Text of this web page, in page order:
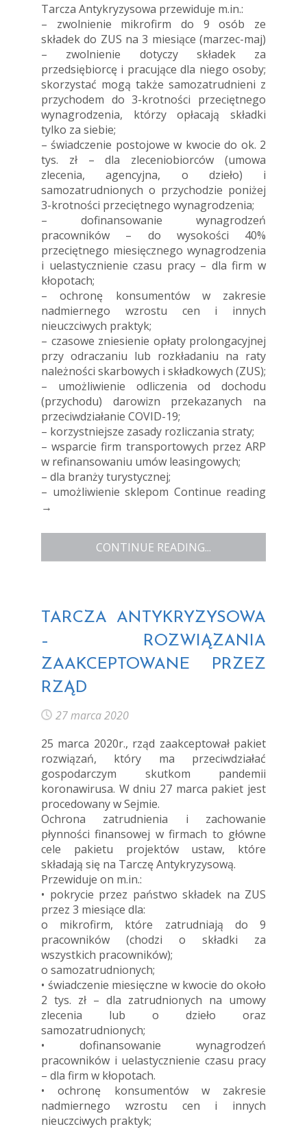
Tarcza Antykryzysowa przewiduje m.in.:
– zwolnienie mikrofirm do 9 osób ze
składek do ZUS na 3 miesiące (marzec-maj)
– zwolnienie dotyczy składek za
przedsiębiorcę i pracujące dla niego osoby;
skorzystać mogą także samozatrudnieni z
przychodem do 3-krotności przeciętnego
wynagrodzenia, którzy opłacają składki
tylko za siebie;
– świadczenie postojowe w kwocie do ok. 2
tys. zł – dla zleceniobiorców (umowa
zlecenia, agencyjna, o dzieło) i
samozatrudnionych o przychodzie poniżej
3-krotności przeciętnego wynagrodzenia;
– dofinansowanie wynagrodzeń
pracowników – do wysokości 40%
przeciętnego miesięcznego wynagrodzenia
i uelastycznienie czasu pracy – dla firm w
kłopotach;
– ochronę konsumentów w zakresie
nadmiernego wzrostu cen i innych
nieuczciwych praktyk;
– czasowe zniesienie opłaty prolongacyjnej
przy odraczaniu lub rozkładaniu na raty
należności skarbowych i składkowych (ZUS);
– umożliwienie odliczenia od dochodu
(przychodu) darowizn przekazanych na
przeciwdziałanie COVID-19;
– korzystniejsze zasady rozliczania straty;
– wsparcie firm transportowych przez ARP
w refinansowaniu umów leasingowych;
– dla branży turystycznej;
– umożliwienie sklepom Continue reading
→
CONTINUE READING...
TARCZA ANTYKRYZYSOWA
– ROZWIĄZANIA
ZAAKCEPTOWANE PRZEZ
RZĄD
27 marca 2020
25 marca 2020r., rząd zaakceptował pakiet
rozwiązań, który ma przeciwdziałać
gospodarczym skutkom pandemii
koronawirusa. W dniu 27 marca pakiet jest
procedowany w Sejmie.
Ochrona zatrudnienia i zachowanie
płynności finansowej w firmach to główne
cele pakietu projektów ustaw, które
składają się na Tarczę Antykryzysową.
Przewiduje on m.in.:
• pokrycie przez państwo składek na ZUS
przez 3 miesiące dla:
o mikrofirm, które zatrudniają do 9
pracowników (chodzi o składki za
wszystkich pracowników);
o samozatrudnionych;
• świadczenie miesięczne w kwocie do około
2 tys. zł – dla zatrudnionych na umowy
zlecenia lub o dzieło oraz
samozatrudnionych;
• dofinansowanie wynagrodzeń
pracowników i uelastycznienie czasu pracy
– dla firm w kłopotach.
• ochronę konsumentów w zakresie
nadmiernego wzrostu cen i innych
nieuczciwych praktyk;